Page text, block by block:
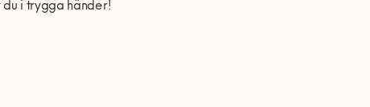
du i trygga händer!